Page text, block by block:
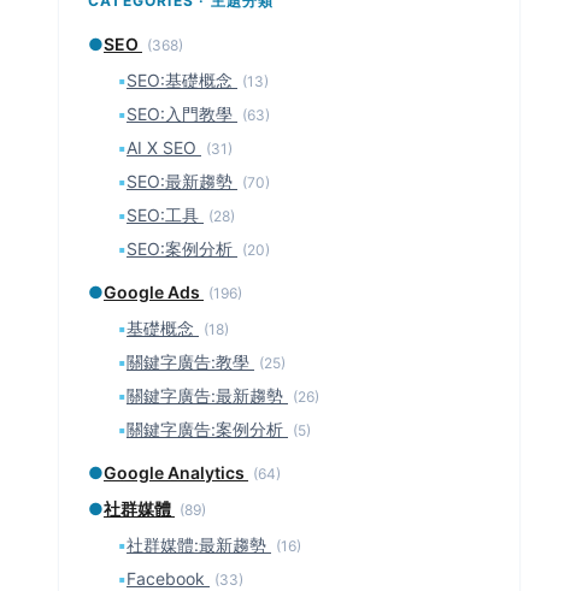
●SEO (368)
▪SEO:基礎概念 (13)
▪SEO:入門教學 (63)
▪AI X SEO (31)
▪SEO:最新趨勢 (70)
▪SEO:工具 (28)
▪SEO:案例分析 (20)
●Google Ads (196)
▪基礎概念 (18)
▪關鍵字廣告:教學 (25)
▪關鍵字廣告:最新趨勢 (26)
▪關鍵字廣告:案例分析 (5)
●Google Analytics (64)
●社群媒體 (89)
▪社群媒體:最新趨勢 (16)
▪Facebook (33)